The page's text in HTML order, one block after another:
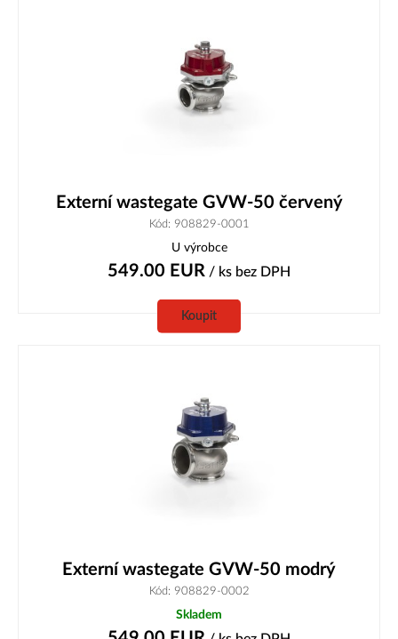
Externí wastegate GVW-50 červený
Kód: 908829-0001
U výrobce
549.00 EUR / ks bez DPH
Koupit
Externí wastegate GVW-50 modrý
Kód: 908829-0002
Skladem